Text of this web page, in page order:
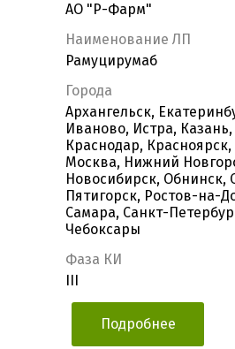
АО "Р-Фарм"
Наименование ЛП
Рамуцирумаб
Города
Архангельск,
Иваново, Истра, Казань,
Краснодар, Красноярск,
Москва, Нижний
Новосибирск, Обнинск,
Пятигорск, Ростов-на-
Самара, Санкт-
Чебоксары
Фаза КИ
Подробнее